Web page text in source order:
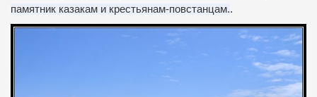
памятник казакам и крестьянам-повстанцам..